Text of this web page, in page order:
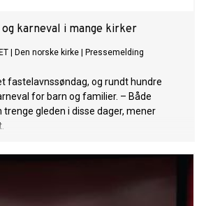
og karneval i mange kirker
Den norske kirke Pressemelding
fastelavnssøndag, og rundt hundre
for barn og familier. – Både
trenge gleden i disse dager, mener